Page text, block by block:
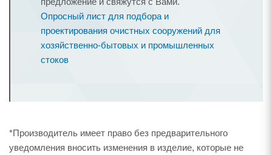
Опросный лист для подбора и
проектирования очистных сооружений для
хозяйственно-бытовых и промышленных
стоков
*Производитель имеет право без предварительного
уведомления вносить изменения в изделие, которые не